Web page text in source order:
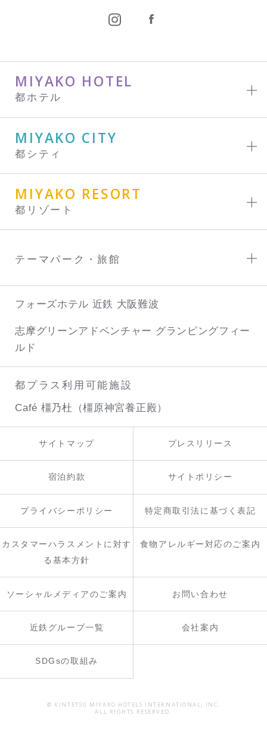
MIYAKO HOTEL
都ホテル
MIYAKO CITY
都シティ
MIYAKO RESORT
都リゾート
テーマパーク・旅館
フォーズホテル 近鉄 大阪難波
志摩グリーンアドベンチャー グランピングフィー
ルド
都プラス利用可能施設
Café 橿乃杜（橿原神宮養正殿）
サイトマップ プレスリリース
宿泊約款 サイトポリシー
プライバシーポリシー 特定商取引法に基づく表記
カスタマーハラスメントに対す
る基本方針
食物アレルギー対応のご案内
ソーシャルメディアのご案内 お問い合わせ
近鉄グループ一覧 会社案内
SDGsの取組み
© KINTETSU MIYAKO HOTELS INTERNATIONAL, INC.
ALL RIGHTS RESERVED.